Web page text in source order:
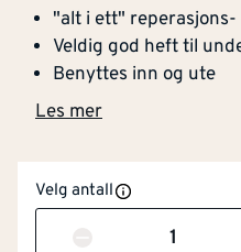
"alt i ett" reperasjons-
Veldig god heft til
Benyttes inn og ute
Les mer
Velg antall
Antall